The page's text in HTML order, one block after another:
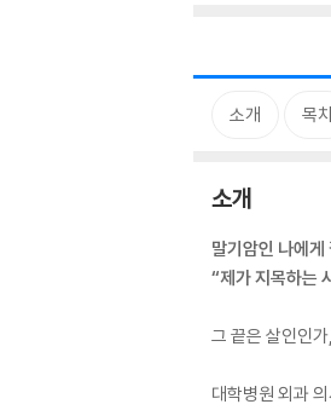
소개 목
소개
말기암인 나에
“제가 지목하는
그 끝은 살인인
대학병원 외과